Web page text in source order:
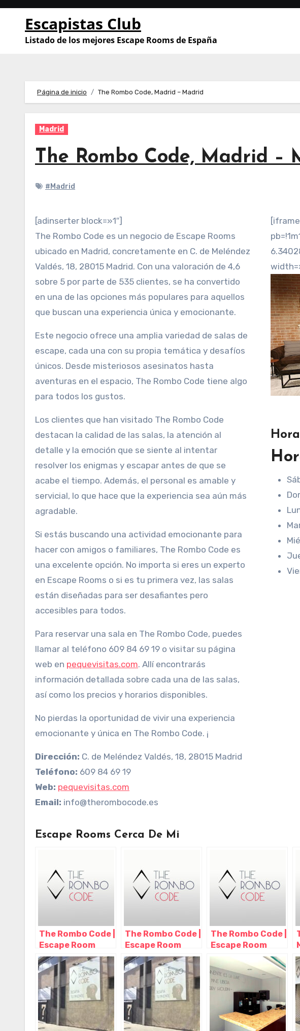
Saltar
contenido
Escapistas Club
Listado de los mejores Escape Rooms de España
Página de inicio The Rombo Code, Madrid – Madrid
Madrid
The Rombo Code, Madrid –
#Madrid
[adinserter block=»1″]
The Rombo Code es un negocio de Escape Rooms
ubicado en Madrid, concretamente en C. de Meléndez
Valdés, 18, 28015 Madrid. Con una valoración de 4,6
sobre 5 por parte de 535 clientes, se ha convertido
en una de las opciones más populares para aquellos
que buscan una experiencia única y emocionante.
Este negocio ofrece una amplia variedad de salas de
escape, cada una con su propia temática y desafíos
únicos. Desde misteriosos asesinatos hasta
aventuras en el espacio, The Rombo Code tiene algo
para todos los gustos.
Los clientes que han visitado The Rombo Code
destacan la calidad de las salas, la atención al
detalle y la emoción que se siente al intentar
resolver los enigmas y escapar antes de que se
acabe el tiempo. Además, el personal es amable y
servicial, lo que hace que la experiencia sea aún más
agradable.
Si estás buscando una actividad emocionante para
hacer con amigos o familiares, The Rombo Code es
una excelente opción. No importa si eres un experto
en Escape Rooms o si es tu primera vez, las salas
están diseñadas para ser desafiantes pero
accesibles para todos.
Para reservar una sala en The Rombo Code, puedes
llamar al teléfono 609 84 69 19 o visitar su página
web en pequevisitas.com. Allí encontrarás
información detallada sobre cada una de las salas,
así como los precios y horarios disponibles.
No pierdas la oportunidad de vivir una experiencia
emocionante y única en The Rombo Code. ¡
Dirección: C. de Meléndez Valdés, 18, 28015 Madrid
Teléfono: 609 84 69 19
Web: pequevisitas.com
Email: info@therombocode.es
Escape Rooms Cerca De Mi
The Rombo Code |
Escape Room
Madrid, Madrid –
Madrid
The Rombo Code |
Escape Room
Madrid, Madrid –
Madrid
The Rombo Code |
Escape Room
Madrid, Madrid –
Madrid